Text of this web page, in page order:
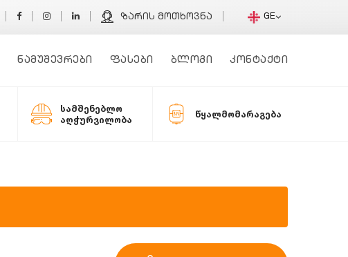
ზარის მოთხოვნა GE
ნამუშევრები ფასები ბლოგი კონტაქტი
სამშენებლო
აღჭურვილობა
წყალმომარაგება